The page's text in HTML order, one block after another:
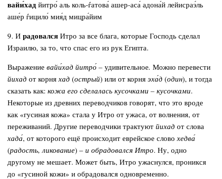
вайи́хад йитро́ аль коль-ѓатова́ ашер-аса́ адона́й лейисраэ́ль
аше́р ѓицило́ мия́д мицра́йим
9. И радовался Итро за все блага, которые Господь сделал
Израилю, за то, что спас его из рук Египта.
Выражение вайи́хад йитро́ – удивительное. Можно перевести
йихад от корня хад (острый) или от корня эха́д (один), и тогда
сказать как: кожа его сделалась кусочками – кусочками.
Некоторые из древних переводчиков говорят, что это вроде
как «гусиная кожа» стала у Итро от ужаса, от волнения, от
переживаний. Другие переводчики трактуют йихад от слова
хада́, от которого ещё происходит еврейское слово хедва́
(радость, ликование) – и обрадовался Итро. Ну, одно
другому не мешает. Может быть, Итро ужаснулся, проникся
до «гусиной кожи» и обрадовался одновременно.